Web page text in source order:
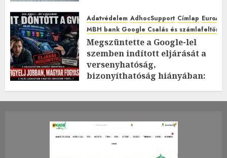
Adatvédelem AdhocSupport Címlap
MBH bank Google Csalás és
Megszüntette a Google-lel
szemben indított eljárását a
versenyhatóság,
bizonyíthatóság hiányában:
2026.JÚLIUS.23. CSÜTÖRTÖK.
0